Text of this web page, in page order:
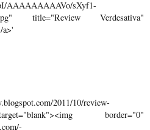
AAAAAAAAAVo/sXyf1-
title="Review Verdesativa"
2011/10/review-
border="0"